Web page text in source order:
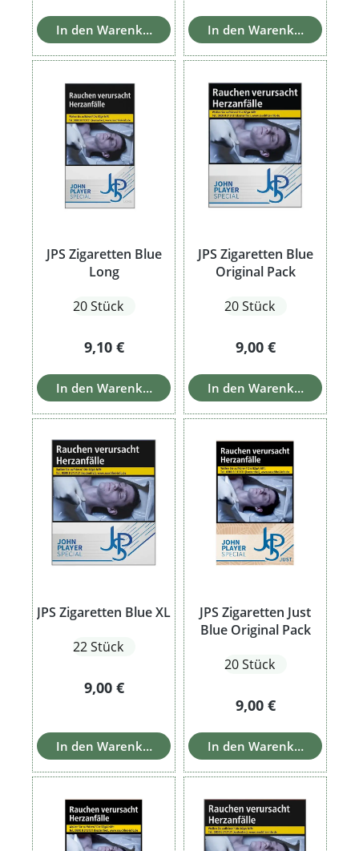
In den Warenkorb In den Warenkorb
JPS Zigaretten Blue
Long
20 Stück
Regulärer Preis:
9,10 €
In den Warenkorb
JPS Zigaretten Blue
Original Pack
20 Stück
Regulärer Preis:
9,00 €
In den Warenkorb
JPS Zigaretten Blue XL
22 Stück
Regulärer Preis:
9,00 €
In den Warenkorb
JPS Zigaretten Just
Blue Original Pack
20 Stück
Regulärer Preis:
9,00 €
In den Warenkorb